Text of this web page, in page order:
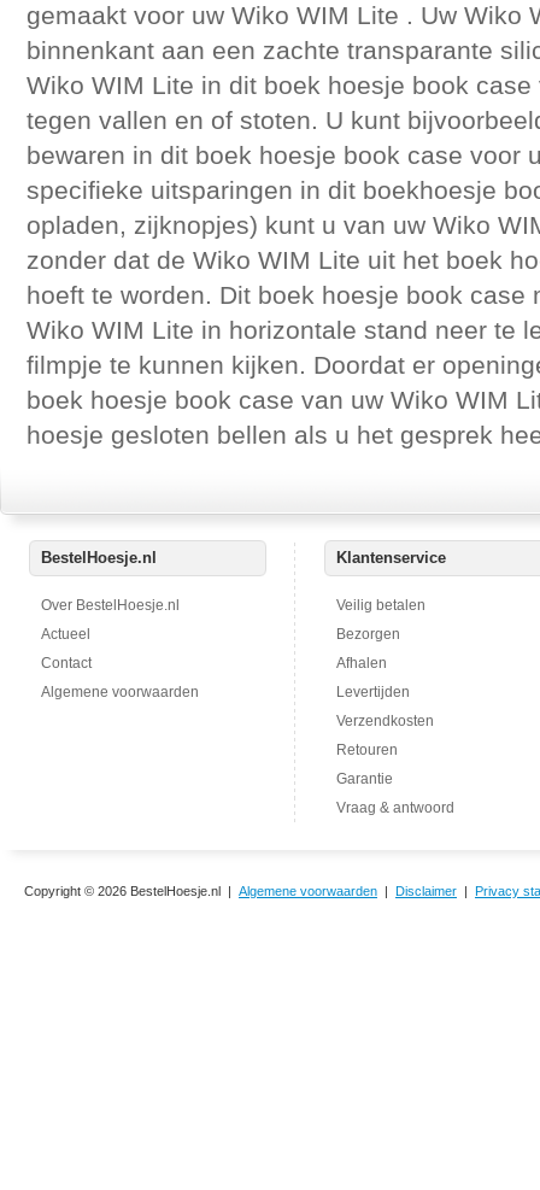
gemaakt voor uw Wiko WIM Lite . Uw Wiko
binnenkant aan een zachte transparante
Wiko WIM Lite in dit boek hoesje book
tegen vallen en of stoten. U kunt
bewaren in dit boek hoesje book case voor
specifieke uitsparingen in dit boekhoesje
opladen, zijknopjes) kunt u van uw Wiko
zonder dat de Wiko WIM Lite uit het boek
hoeft te worden. Dit boek hoesje book case
Wiko WIM Lite in horizontale stand neer te
filmpje te kunnen kijken. Doordat er
boek hoesje book case van uw Wiko WIM
hoesje gesloten bellen als u het gesprek
BestelHoesje.nl
Over BestelHoesje.nl
Actueel
Contact
Algemene voorwaarden
Klantenservice
Veilig betalen
Bezorgen
Afhalen
Levertijden
Verzendkosten
Retouren
Garantie
Vraag & antwoord
Copyright © 2026 BestelHoesje.nl | Algemene voorwaarden | Disclaimer | Privacy